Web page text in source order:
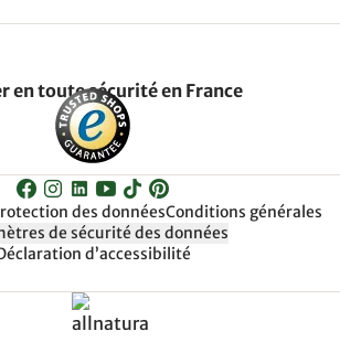
en toute sécurité en France
des donnéesConditions générales
de sécurité des données
d’accessibilité